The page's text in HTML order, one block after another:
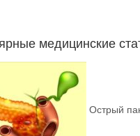
медицинские
Острый